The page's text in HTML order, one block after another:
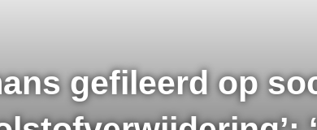
gefileerd op